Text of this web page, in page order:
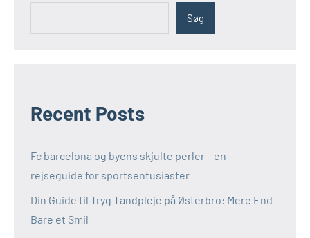
Søg
Recent Posts
Fc barcelona og byens skjulte perler – en
rejseguide for sportsentusiaster
Din Guide til Tryg Tandpleje på Østerbro: Mere End
Bare et Smil